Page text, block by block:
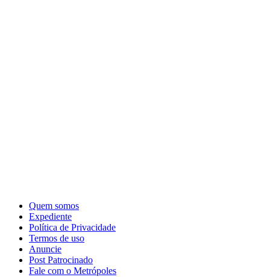
Quem somos
Expediente
Política de Privacidade
Termos de uso
Anuncie
Post Patrocinado
Fale com o Metrópoles